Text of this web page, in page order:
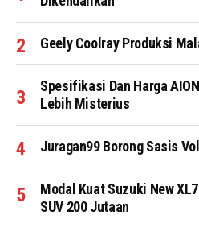
Geely Coolray Produksi
Spesifikasi Dan Harga
Lebih Misterius
Juragan99 Borong Sasis
Modal Kuat Suzuki New
SUV 200 Jutaan